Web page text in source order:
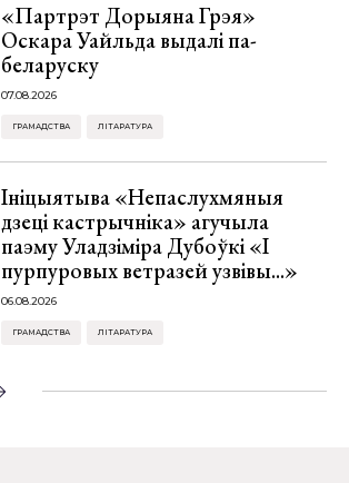
«Партрэт Дорыяна Грэя»
Оскара Уайльда выдалі па-
беларуску
07.08.2026
ГРАМАДСТВА ЛІТАРАТУРА
Ініцыятыва «Непаслухмяныя
дзеці кастрычніка» агучыла
паэму Уладзіміра Дубоўкі «І
пурпуровых ветразей узвівы...»
06.08.2026
ГРАМАДСТВА ЛІТАРАТУРА